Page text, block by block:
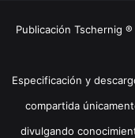
Publicación Tschernig
Especificación y
compartida
divulgando